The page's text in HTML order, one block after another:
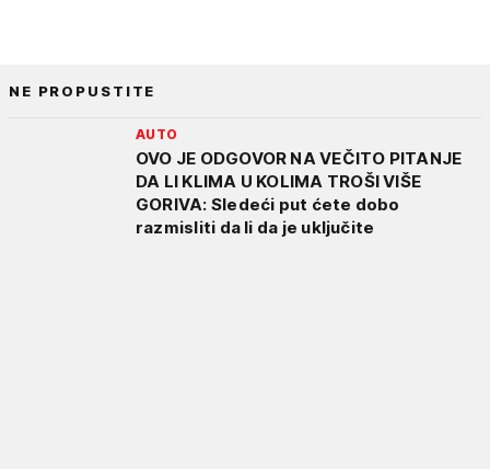
NE PROPUSTITE
AUTO
OVO JE ODGOVOR NA VEČITO PITANJE
DA LI KLIMA U KOLIMA TROŠI VIŠE
GORIVA: Sledeći put ćete dobo
razmisliti da li da je uključite